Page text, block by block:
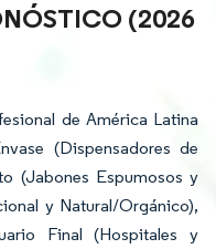
(2026
de América Latina
(Dispensadores de
(Jabones Espumosos y
y Natural/Orgánico),
Final (Hospitales y